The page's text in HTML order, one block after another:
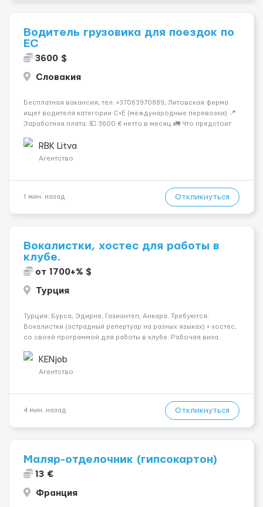
Водитель грузовика для поездок по
ЕС
3600 $
Словакия
Бесплатная вакансия, тел. +37063970889, Литовская фирма
ищет водителя категории C+E (международные перевозки) 📍
Заработная плата: 💶 3600 € нетто в месяц 🚛 Что предстоит
рефрижераторах. В среднем 400–500 км в день. Погрузки и
разгрузки...
RBK Litva
Агентство
1 мин. назад Откликнуться
Вокалистки, хостес для работы в
клубе.
от 1700+% $
Турция
Турция: Бурса, Эдирне, Газиантеп, Анкара. Требуются:
Вокалистки (эстрадный репертуар на разных языках) + хостеc,
со своей программой для работы в клубе. Рабочая виза.
одного до трех месяцев. Мед. страховка. Высокая зарплат...
KENjob
Агентство
4 мин. назад Откликнуться
Маляр-отделочник (гипсокартон)
13 €
Франция